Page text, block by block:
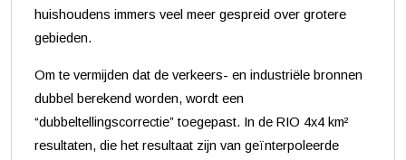
huishoudens immers veel meer gespreid over grotere
gebieden.
Om te vermijden dat de verkeers- en industriële bronnen
dubbel berekend worden, wordt een
“dubbeltellingscorrectie” toegepast. In de RIO 4x4 km²
resultaten, die het resultaat zijn van geïnterpoleerde